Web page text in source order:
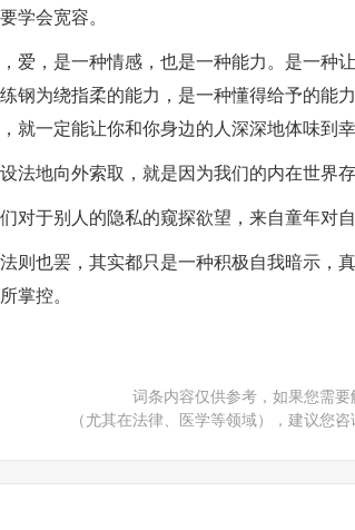
学会宽容。
爱，是一种情感，也是一种能力。是一种
钢为绕指柔的能力，是一种懂得给予的能
就一定能让你和你身边的人深深地体味到幸
法地向外索取，就是因为我们的内在世界存
对于别人的隐私的窥探欲望，来自童年对
则也罢，其实都只是一种积极自我暗示，
掌控。
词条内容仅供参考，如果您需
（尤其在法律、医学等领域），建议您咨